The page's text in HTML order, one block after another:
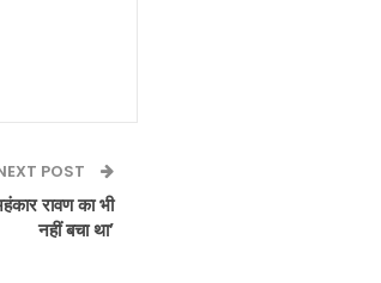
POST
रावण का भी
नहीं बचा था’